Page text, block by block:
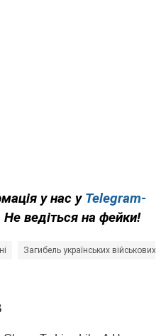
у нас у Telegram-
Не ведіться на фейки!
Загибель українських військових